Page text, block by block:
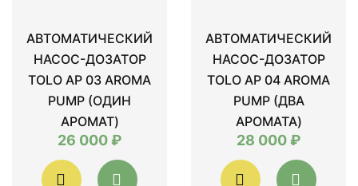
АВТОМАТИЧЕСКИЙ
НАСОС-ДОЗАТОР
TOLO AP 03 AROMA
PUMP (ОДИН
АРОМАТ)
26 000 ₽
АВТОМАТИЧЕСКИЙ
НАСОС-ДОЗАТОР
TOLO AP 04 AROMA
PUMP (ДВА
АРОМАТА)
28 000 ₽